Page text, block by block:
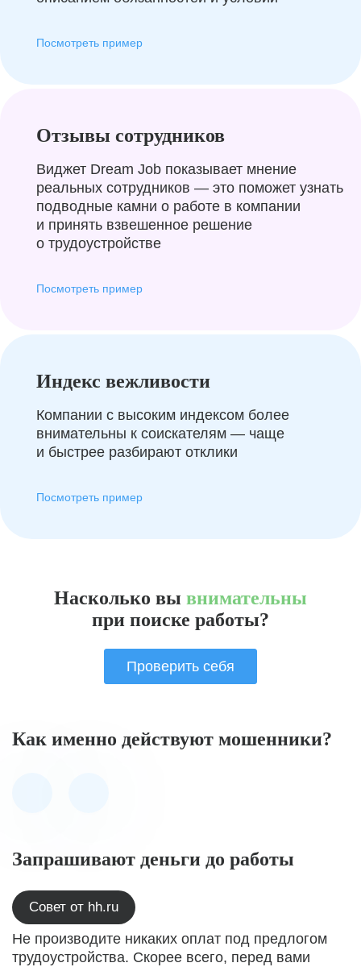
Посмотреть пример
Отзывы сотрудников
Виджет Dream Job показывает мнение
реальных сотрудников — это поможет узнать
подводные камни о работе в компании
и принять взвешенное решение
о трудоустройстве
Посмотреть пример
Индекс вежливости
Компании с высоким индексом более
внимательны к соискателям — чаще
и быстрее разбирают отклики
Посмотреть пример
Насколько вы внимательны
при поиске работы?
Проверить себя
Как именно действуют мошенники?
Запрашивают деньги до работы
Совет от hh.ru
Не производите никаких оплат под предлогом
трудоустройства. Скорее всего, перед вами